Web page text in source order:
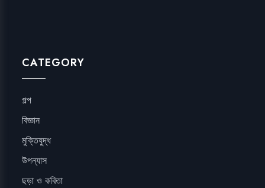
CATEGORY
গল্প
বিজ্ঞান
মুক্তিযুদ্ধ
উপন্যাস
ছড়া ও কবিতা